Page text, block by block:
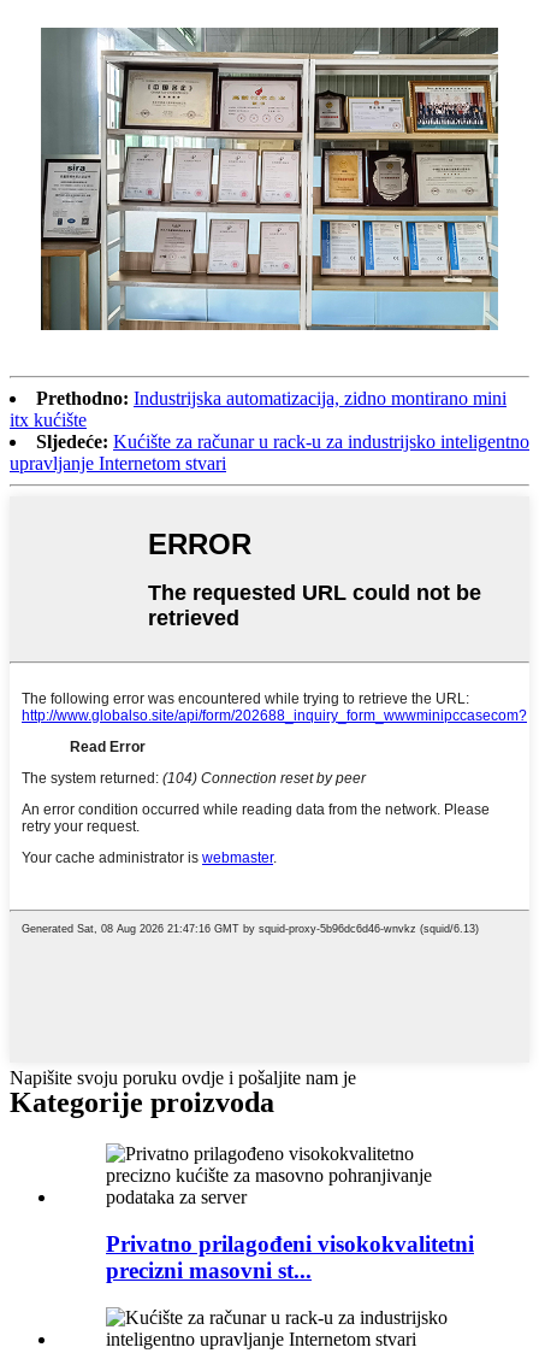
Prethodno: Industrijska automatizacija, zidno montirano mini
itx kućište
Sljedeće: Kućište za računar u rack-u za industrijsko inteligentno
upravljanje Internetom stvari
Napišite svoju poruku ovdje i pošaljite nam je
Kategorije proizvoda
Privatno prilagođeni visokokvalitetni
precizni masovni st...